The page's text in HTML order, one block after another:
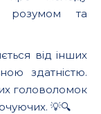
розумом та
від інших
здатністю.
головоломок
💡🔍